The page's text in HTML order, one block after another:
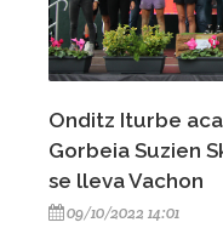
Onditz Iturbe
Gorbeia Suzien
se lleva Vachon
09/10/2022 14:01